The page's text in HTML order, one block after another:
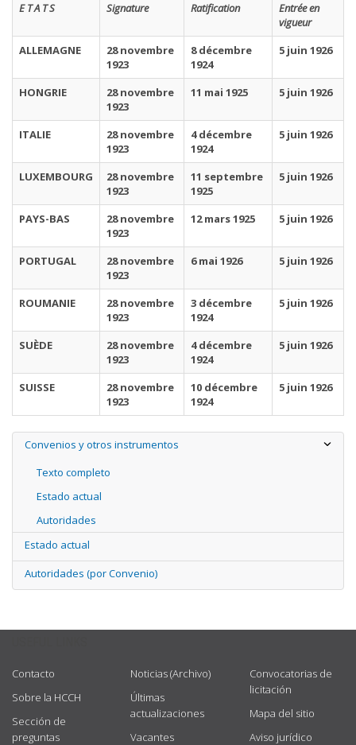
E T A T S Signature Ratification
Entrée en
vigueur
ALLEMAGNE
28 novembre
1923
8 décembre
1924
5 juin 1926
HONGRIE
28 novembre
1923
11 mai 1925 5 juin 1926
ITALIE
28 novembre
1923
4 décembre
1924
5 juin 1926
LUXEMBOURG
28 novembre
1923
11 septembre
1925
5 juin 1926
PAYS-BAS
28 novembre
1923
12 mars 1925 5 juin 1926
PORTUGAL
28 novembre
1923
6 mai 1926 5 juin 1926
ROUMANIE
28 novembre
1923
3 décembre
1924
5 juin 1926
SUÈDE
28 novembre
1923
4 décembre
1924
5 juin 1926
SUISSE
28 novembre
1923
10 décembre
1924
5 juin 1926
Convenios y otros instrumentos
Texto completo
Estado actual
Autoridades
Estado actual
Autoridades (por Convenio)
Contacto
Sobre la HCCH
Sección de
preguntas
Noticias (Archivo)
Últimas
actualizaciones
Vacantes
Convocatorias de
licitación
Mapa del sitio
Aviso jurídico